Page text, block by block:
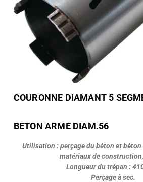
COURONNE DIAMANT 5
BETON ARME DIAM.56
Utilisation : perçage du béton et béton
matériaux de
Longueur du trépan :
Perçage à sec.